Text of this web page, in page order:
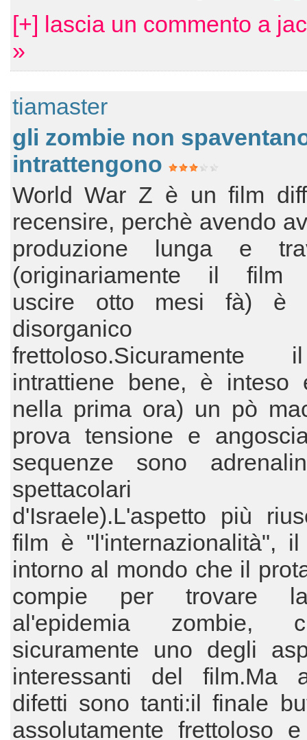
[+] lascia un commento a
»
tiamaster
gli zombie non
intrattengono
World War Z è un film
recensire, perchè avendo
produzione lunga e
(originariamente il film
uscire otto mesi fà) è
intrattiene bene, è inteso
nella prima ora) un pò
prova tensione e
sequenze sono
spettacolari
d'Israele).L'aspetto più
film è "l'internazionalità", il
intorno al mondo che il
compie per trovare
al'epidemia zombie,
sicuramente uno degli
interessanti del film.Ma
difetti sono tanti:il finale
assolutamente frettoloso